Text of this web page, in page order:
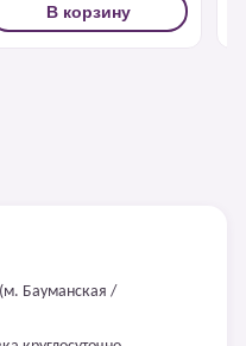
В корзину
Бауманская /